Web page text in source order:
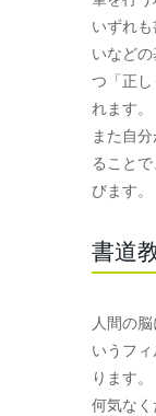
いずれ
いなど
つ「正
れます。
また自
ること
びます。
書道
人間の
いうフ
ります。
何気な